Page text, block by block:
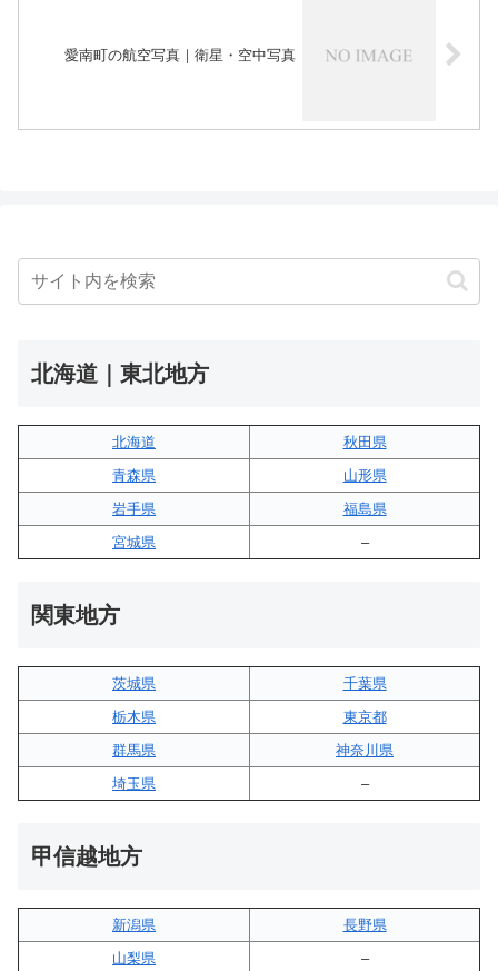
愛南町の航空写真｜衛星・空中写真
北海道｜東北地方
北海道
秋田県
青森県
山形県
岩手県
福島県
宮城県
–
関東地方
茨城県
千葉県
栃木県
東京都
群馬県
神奈川県
埼玉県
–
甲信越地方
新潟県
長野県
山梨県
–